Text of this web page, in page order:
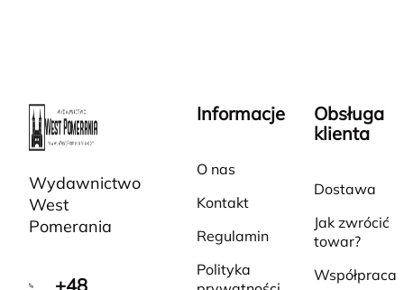
Wydawnictwo
West
Pomerania
+48
Informacje
O nas
Kontakt
Regulamin
Polityka
Obsługa
klienta
Dostawa
Jak zwrócić
towar?
Współpraca